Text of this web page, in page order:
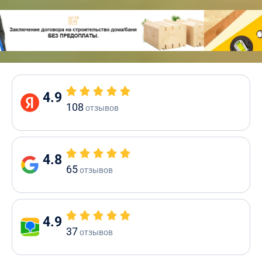
4.9
108 отзывов
4.8
65отзывов
4.9
37отзывов